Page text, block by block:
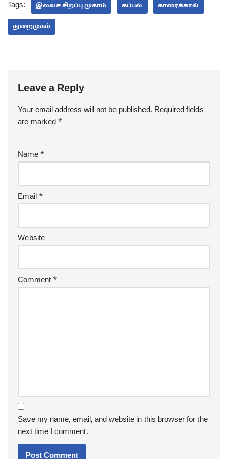
Tags: இலவச சிறப்பு முகாம் கப்பல் காரைக்கால்
துறைமுகம்
Leave a Reply
Your email address will not be published. Required fields
are marked *
Name *
Email *
Website
Comment *
Save my name, email, and website in this browser for the
next time I comment.